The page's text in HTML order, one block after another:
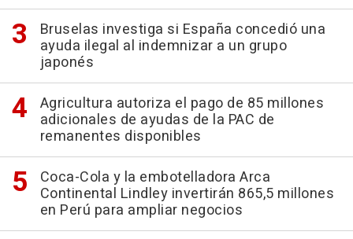
Bruselas investiga si España concedió una
ayuda ilegal al indemnizar a un grupo
japonés
Agricultura autoriza el pago de 85 millones
adicionales de ayudas de la PAC de
remanentes disponibles
Coca-Cola y la embotelladora Arca
Continental Lindley invertirán 865,5 millones
en Perú para ampliar negocios